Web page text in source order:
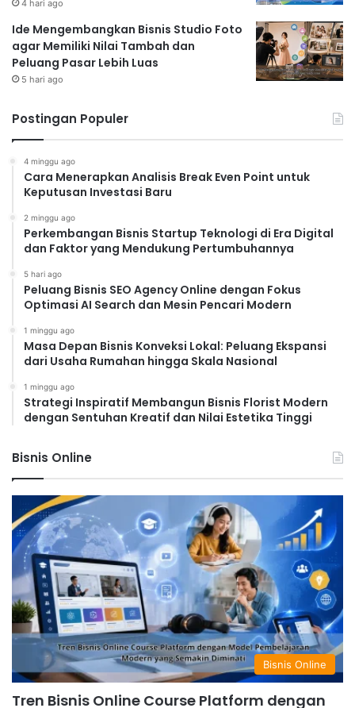
4 hari ago
Ide Mengembangkan Bisnis Studio Foto
agar Memiliki Nilai Tambah dan
Peluang Pasar Lebih Luas
5 hari ago
Postingan Populer
4 minggu ago
Cara Menerapkan Analisis Break Even Point untuk
Keputusan Investasi Baru
2 minggu ago
Perkembangan Bisnis Startup Teknologi di Era Digital
dan Faktor yang Mendukung Pertumbuhannya
5 hari ago
Peluang Bisnis SEO Agency Online dengan Fokus
Optimasi AI Search dan Mesin Pencari Modern
1 minggu ago
Masa Depan Bisnis Konveksi Lokal: Peluang Ekspansi
dari Usaha Rumahan hingga Skala Nasional
1 minggu ago
Strategi Inspiratif Membangun Bisnis Florist Modern
dengan Sentuhan Kreatif dan Nilai Estetika Tinggi
Bisnis Online
Bisnis Online
Tren Bisnis Online Course Platform dengan